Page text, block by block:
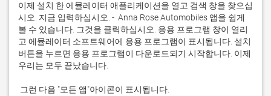
이제 설치 한 에뮬레이터 애플리케이션을 열고 검색 창을 찾으십
시오. 지금 입력하십시오. -  Anna Rose Automobiles 앱을 쉽게
볼 수 있습니다. 그것을 클릭하십시오. 응용 프로그램 창이 열리
고 에뮬레이터 소프트웨어에 응용 프로그램이 표시됩니다. 설치
버튼을 누르면 응용 프로그램이 다운로드되기 시작합니다. 이제